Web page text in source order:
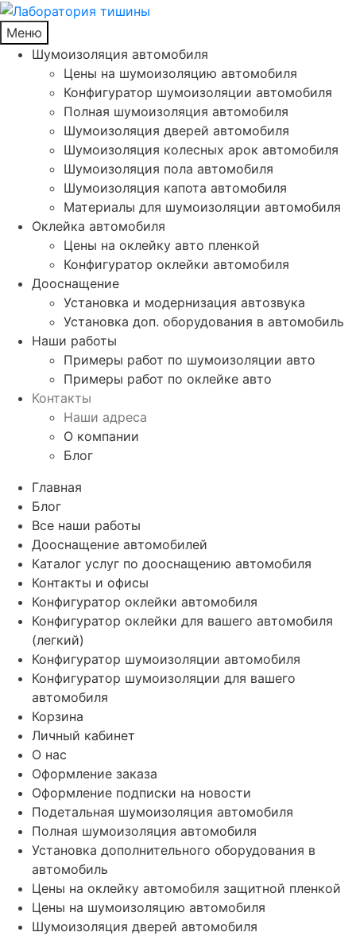
Меню
Шумоизоляция автомобиля
Цены на шумоизоляцию автомобиля
Конфигуратор шумоизоляции автомобиля
Полная шумоизоляция автомобиля
Шумоизоляция дверей автомобиля
Шумоизоляция колесных арок автомобиля
Шумоизоляция пола автомобиля
Шумоизоляция капота автомобиля
Материалы для шумоизоляции автомобиля
Оклейка автомобиля
Цены на оклейку авто пленкой
Конфигуратор оклейки автомобиля
Дооснащение
Установка и модернизация автозвука
Установка доп. оборудования в автомобиль
Наши работы
Примеры работ по шумоизоляции авто
Примеры работ по оклейке авто
Контакты
Наши адреса
О компании
Блог
Главная
Блог
Все наши работы
Дооснащение автомобилей
Каталог услуг по дооснащению автомобиля
Контакты и офисы
Конфигуратор оклейки автомобиля
Конфигуратор оклейки для вашего автомобиля
(легкий)
Конфигуратор шумоизоляции автомобиля
Конфигуратор шумоизоляции для вашего
автомобиля
Корзина
Личный кабинет
О нас
Оформление заказа
Оформление подписки на новости
Подетальная шумоизоляция автомобиля
Полная шумоизоляция автомобиля
Установка дополнительного оборудования в
автомобиль
Цены на оклейку автомобиля защитной пленкой
Цены на шумоизоляцию автомобиля
Шумоизоляция дверей автомобиля